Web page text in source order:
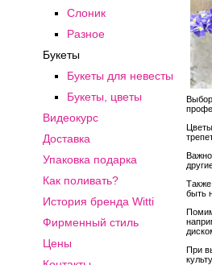
Слоник
Разное
Букеты
Букеты для невесты
Букеты, цветы
Видеокурс
Доставка
Упаковка подарка
Как поливать?
История бренда Witti
Фирменный стиль
Цены
быть
При